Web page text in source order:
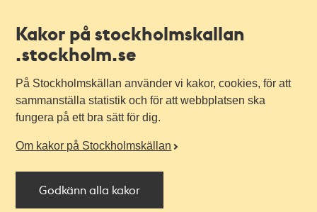
Kakor på stockholmskallan
.stockholm.se
På Stockholmskällan använder vi kakor, cookies, för att
sammanställa statistik och för att webbplatsen ska
fungera på ett bra sätt för dig.
Om kakor på Stockholmskällan
Godkänn alla kakor